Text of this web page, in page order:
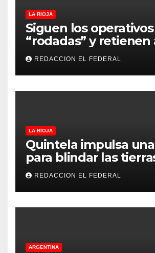
LA RIOJA
Siguen los operativos
“rodadas” y retienen
motocicletas
REDACCION EL FEDERAL
LA RIOJA
Quintela impulsa
para blindar las
de La Rioja: cuáles
principales puntos
REDACCION EL FEDERAL
ARGENTINA